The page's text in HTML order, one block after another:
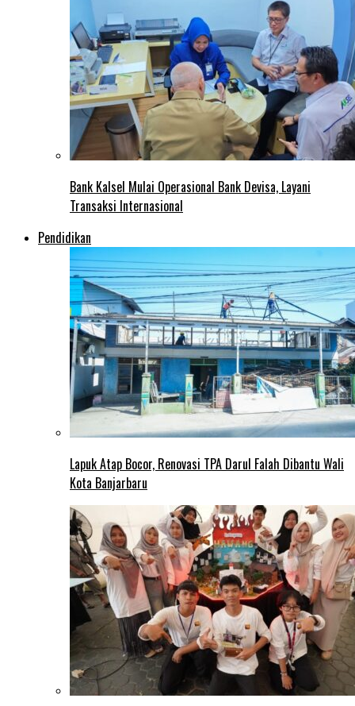
Bank Kalsel Mulai Operasional Bank Devisa, Layani
Transaksi Internasional
Pendidikan
Lapuk Atap Bocor, Renovasi TPA Darul Falah Dibantu Wali
Kota Banjarbaru